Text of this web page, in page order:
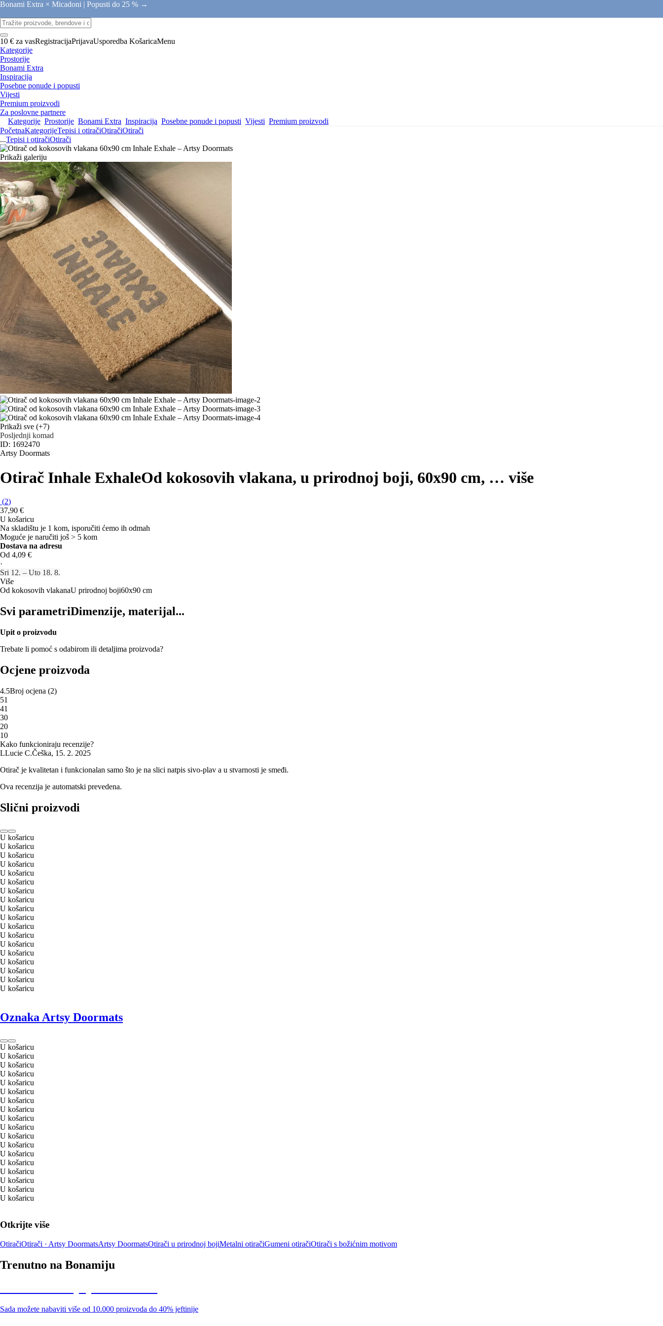
Bonami Extra × Micadoni | Popusti do 25 % →
10 € za vasRegistracijaPrijavaUsporedba KošaricaMenu
Kategorije
Prostorije
Bonami Extra
Inspiracija
Posebne ponude i popusti
Vijesti
Premium proizvodi
Za poslovne partnere
Kategorije Prostorije Bonami Extra Inspiracija Posebne ponude i popusti Vijesti Premium proizvodi
PočetnaKategorijeTepisi i otiračiOtiračiOtirači
...Tepisi i otiračiOtirači
Prikaži galeriju
Prikaži sve (+7)
Posljednji komad
ID: 1692470
Artsy Doormats
Otirač Inhale ExhaleOd kokosovih vlakana, u prirodnoj boji, 60x90 cm, … više
(2)
37,90 €
U košaricu
Na skladištu je 1 kom, isporučiti ćemo ih odmah
Moguće je naručiti još > 5 kom
Dostava na adresu
Od 4,09 €
·
Sri 12. – Uto 18. 8.
Više
Od kokosovih vlakanaU prirodnoj boji60x90 cm
Svi parametriDimenzije, materijal...
Upit o proizvodu
Trebate li pomoć s odabirom ili detaljima proizvoda?
Ocjene proizvoda
4.5Broj ocjena (2)
51
41
30
20
10
Kako funkcioniraju recenzije?
LLucie C.Češka, 15. 2. 2025
Otirač je kvalitetan i funkcionalan samo što je na slici natpis sivo-plav a u stvarnosti je smeđi.
Ova recenzija je automatski prevedena.
Slični proizvodi
U košaricu
U košaricu
U košaricu
U košaricu
U košaricu
U košaricu
U košaricu
U košaricu
U košaricu
U košaricu
U košaricu
U košaricu
U košaricu
U košaricu
U košaricu
U košaricu
U košaricu
U košaricu
Oznaka Artsy Doormats
U košaricu
U košaricu
U košaricu
U košaricu
U košaricu
U košaricu
U košaricu
U košaricu
U košaricu
U košaricu
U košaricu
U košaricu
U košaricu
U košaricu
U košaricu
U košaricu
U košaricu
U košaricu
Otkrijte više
OtiračiOtirači · Artsy DoormatsArtsy DoormatsOtirači u prirodnoj bojiMetalni otiračiGumeni otiračiOtirači s božićnim motivom
Trenutno na Bonamiju
Sada možete nabaviti više od 10.000 proizvoda do 40% jeftinije